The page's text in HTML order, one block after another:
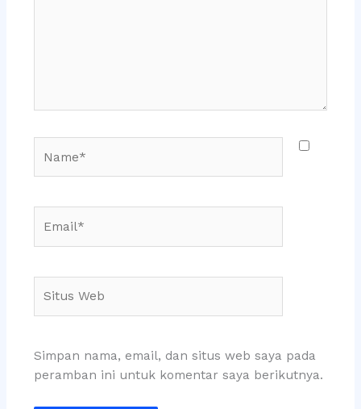
Web
Simpan nama, email, dan situs web saya pada
peramban ini untuk komentar saya berikutnya.